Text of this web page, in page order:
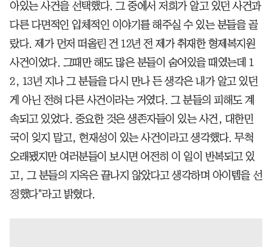
아있는 사건을 선택했다. 그 중에서 저희가 알고 있던 사건과
다른 다면적인 입체적인 이야기를 해주실 수 있는 분들을 골
랐다. 제가 먼저 떠올린 건 12년 전 제가 취재한 형제복지원
사건이었다. 그때만 해도 많은 분들이 숨어있을 때였는데 1
2, 13년 지나 그 분들을 다시 만나 든 생각은 내가 알고 있던
게 아닌 전혀 다른 사건이라는 거였다. 그 분들의 피해도 계
속되고 있었다. 중요한 것은 생존자들이 있는 사건, 대한민
국이 잊지 말고, 현재성이 있는 사건이라고 생각했다. 무척
오래됐지만 여러분들이 보시면 어전히 이 일이 반복되고 있
고, 그 분들의 지옥은 끝나지 않았다고 생각하며 아이템을 선
정했다"라고 밝혔다.